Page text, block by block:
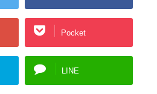
Pocket
LINE